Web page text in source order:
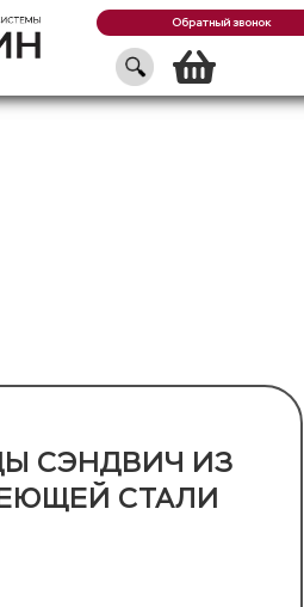
Обратный звонок
СЭНДВИЧ ИЗ
СТАЛИ